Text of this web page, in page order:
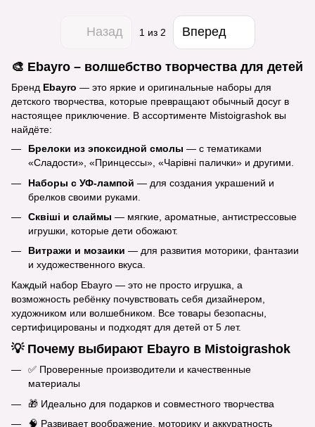
Назад 1 из 2 Вперед
🎨 Ebayro – волшебство творчества для детей
Бренд Ebayro — это яркие и оригинальные наборы для
детского творчества, которые превращают обычный досуг в
настоящее приключение. В ассортименте Mistoigrashok вы
найдёте:
Брелоки из эпоксидной смолы — с тематиками
«Сладости», «Принцессы», «Чарівні палички» и другими.
Наборы с УФ-лампой — для создания украшений и
брелков своими руками.
Сквіші и слаймы — мягкие, ароматные, антистрессовые
игрушки, которые дети обожают.
Витражи и мозаики — для развития моторики, фантазии
и художественного вкуса.
Каждый набор Ebayro — это не просто игрушка, а
возможность ребёнку почувствовать себя дизайнером,
художником или волшебником. Все товары безопасны,
сертифицированы и подходят для детей от 5 лет.
💡 Почему выбирают Ebayro в Mistoigrashok
✅ Проверенные производители и качественные
материалы
🎁 Идеально для подарков и совместного творчества
🧠 Развивает воображение, моторику и аккуратность